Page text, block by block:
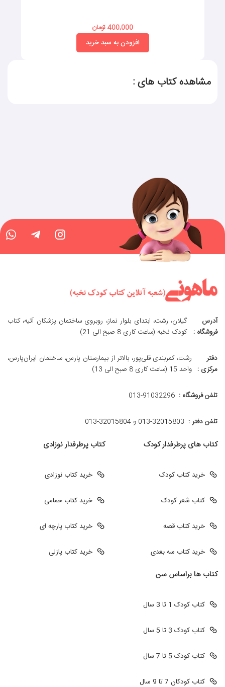
400,000 تومان
افزودن به سبد خرید
مشاهده کتاب های :
آدرس
فروشگاه :
گیلان، رشت، ابتدای بلوار نماز، روبروی ساختمان پزشکان آتیه، کتاب
کودک نخبه (ساعت کاری 8 صبح الی 21)
دفتر
مرکزی :
رشت، کمربندی قلی‌پور، بالاتر از بیمارستان پارس، ساختمان ایران‌پارس،
واحد 15 (ساعت کاری 8 صبح الی 13)
تلفن فروشگاه : 013-91032296
تلفن دفتر : 013-32015803 و 32015804-013
کتاب های پرطرفدار کودک
خرید کتاب کودک
کتاب شعر کودک
خرید کتاب قصه
خرید کتاب سه بعدی
کتاب پرطرفدار نوزادی
خرید کتاب نوزادی
خرید کتاب حمامی
خرید کتاب پارچه ای
خرید کتاب پازلی
کتاب ها براساس سن
کتاب کودک 1 تا 3 سال
کتاب کودک 3 تا 5 سال
کتاب کودک 5 تا 7 سال
کتاب کودکان 7 تا 9 سال